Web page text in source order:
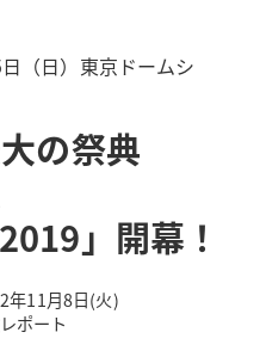
（日）東京ドームシ
の祭典
」開幕！
年11月8日(火)
ーポート